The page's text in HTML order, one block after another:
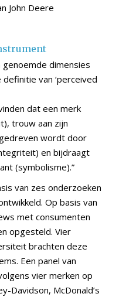
John Deere
dimensies
van ‘perceived
dat een merk
trouw aan zijn
wordt door
en bijdraagt
(symbolisme).”
van zes onderzoeken
Op basis van
met consumenten
opgesteld. Vier
brachten deze
Een panel van
vier merken op
Davidson, McDonald’s